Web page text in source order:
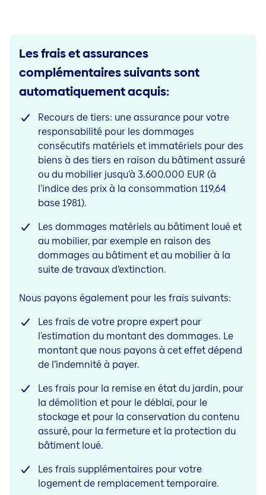
Les frais et assurances
complémentaires suivants sont
automatiquement acquis:
Recours de tiers: une assurance pour votre
responsabilité pour les dommages
consécutifs matériels et immatériels pour des
biens à des tiers en raison du bâtiment assuré
ou du mobilier jusqu'à 3.600.000 EUR (à
l'indice des prix à la consommation 119,64
base 1981).
Les dommages matériels au bâtiment loué et
au mobilier, par exemple en raison des
dommages au bâtiment et au mobilier à la
suite de travaux d’extinction.
Nous payons également pour les frais suivants:
Les frais de votre propre expert pour
l'estimation du montant des dommages. Le
montant que nous payons à cet effet dépend
de l’indemnité à payer.
Les frais pour la remise en état du jardin, pour
la démolition et pour le déblai, pour le
stockage et pour la conservation du contenu
assuré, pour la fermeture et la protection du
bâtiment loué.
Les frais supplémentaires pour votre
logement de remplacement temporaire.